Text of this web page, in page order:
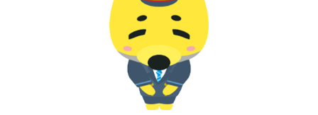
観光・イベント情報
企業情報